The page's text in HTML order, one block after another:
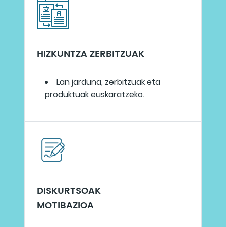
HIZKUNTZA ZERBITZUAK
Lan jarduna, zerbitzuak eta
produktuak euskaratzeko.
DISKURTSOAK
MOTIBAZIOA